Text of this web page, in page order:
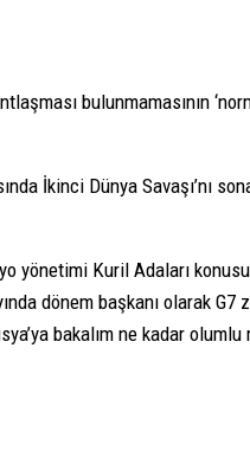
bulunmamasının
İkinci Dünya Savaşı’nı
yönetimi Kuril Adaları
dönem başkanı olarak
bakalım ne kadar